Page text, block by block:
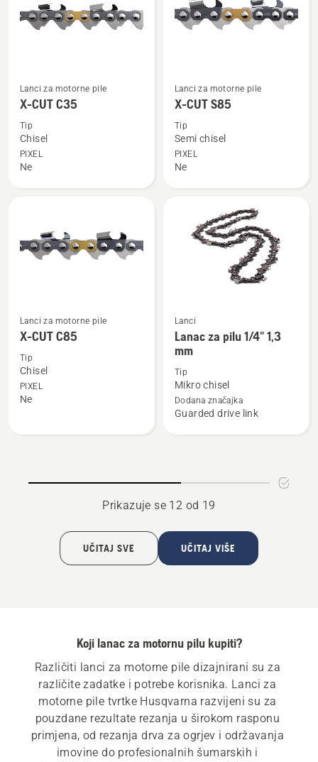
Pogledajte
više
CUT
Lanci za motorne pile
X-CUT C35
Tip
Chisel
PIXEL
Ne
Pogledajte
više
CUT
Lanci za motorne pile
X-CUT S85
Tip
Semi chisel
PIXEL
Ne
Pogledajte
više
detalja
Lanci za motorne pile
X-CUT C85
Tip
Chisel
PIXEL
Ne
Pogledajte
više
detalja
Lanac
za
Lanci
Lanac za pilu 1/4" 1,3
mm
Tip
Mikro chisel
Dodana značajka
Guarded drive link
Prikazuje se 12 od 19
UČITAJ SVE UČITAJ VIŠE
Koji lanac za motornu pilu kupiti?
Različiti lanci za motorne pile dizajnirani su za
različite zadatke i potrebe korisnika. Lanci za
motorne pile tvrtke Husqvarna razvijeni su za
pouzdane rezultate rezanja u širokom rasponu
primjena, od rezanja drva za ogrjev i održavanja
imovine do profesionalnih šumarskih i